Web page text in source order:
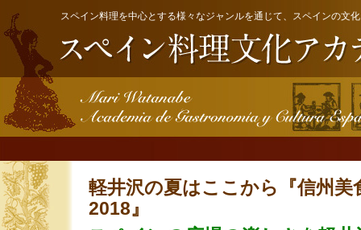
スペイン料理を中心とする様々なジャンルを通じて、スペインの文
軽井沢の夏はここから『信州美
2018』